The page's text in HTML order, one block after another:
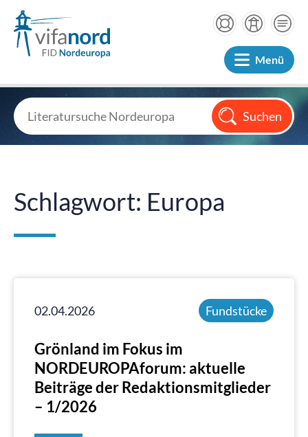
Menü
Schlagwort: Europa
02.04.2026 Fundstücke
Grönland im Fokus im
NORDEUROPAforum: aktuelle
Beiträge der Redaktionsmitglieder
– 1/2026